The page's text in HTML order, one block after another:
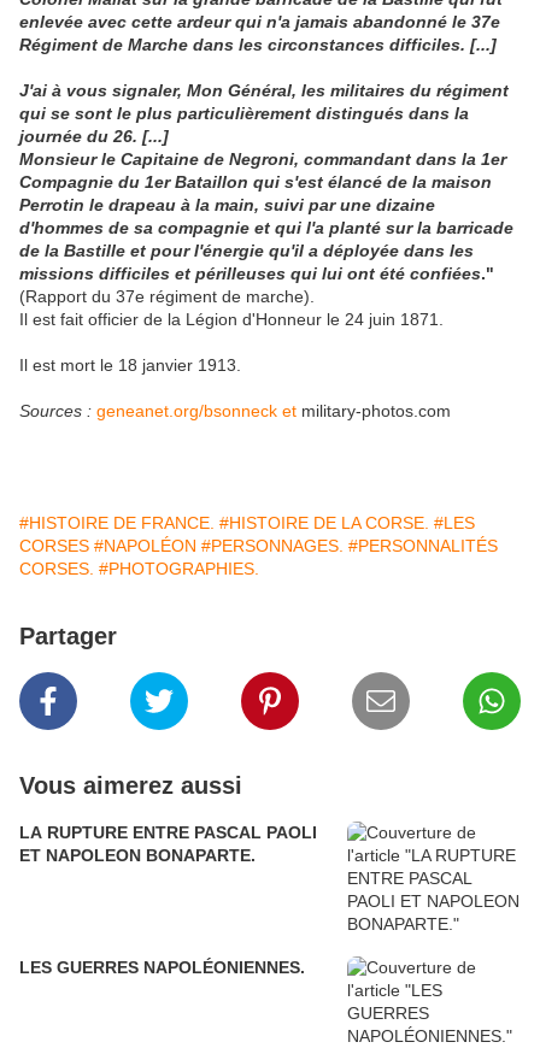
enlevée avec cette ardeur qui n'a jamais abandonné le 37e
Régiment de Marche dans les circonstances difficiles. [...]
J'ai à vous signaler, Mon Général, les militaires du régiment
qui se sont le plus particulièrement distingués dans la
journée du 26. [...]
Monsieur le Capitaine de Negroni, commandant dans la 1er
Compagnie du 1er Bataillon qui s'est élancé de la maison
Perrotin le drapeau à la main, suivi par une dizaine
d'hommes de sa compagnie et qui l'a planté sur la barricade
de la Bastille et pour l'énergie qu'il a déployée dans les
missions difficiles et périlleuses qui lui ont été confiées."
(Rapport du 37e régiment de marche).
Il est fait officier de la Légion d'Honneur le 24 juin 1871.
Il est mort le 18 janvier 1913.
Sources : geneanet.org/bsonneck et military-photos.com
#HISTOIRE DE FRANCE. #HISTOIRE DE LA CORSE. #LES
CORSES #NAPOLÉON #PERSONNAGES. #PERSONNALITÉS
CORSES. #PHOTOGRAPHIES.
Partager
Vous aimerez aussi
LA RUPTURE ENTRE PASCAL PAOLI
ET NAPOLEON BONAPARTE.
LES GUERRES NAPOLÉONIENNES.